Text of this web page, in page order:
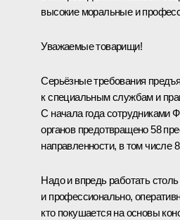
высокие моральные и
Уважаемые товарищи!
Серьёзные требования
к специальным службам и
С начала года сотрудниками
органов предотвращено 58
направленности, в том числе
Надо и впредь работать
и профессионально,
кто покушается на основы